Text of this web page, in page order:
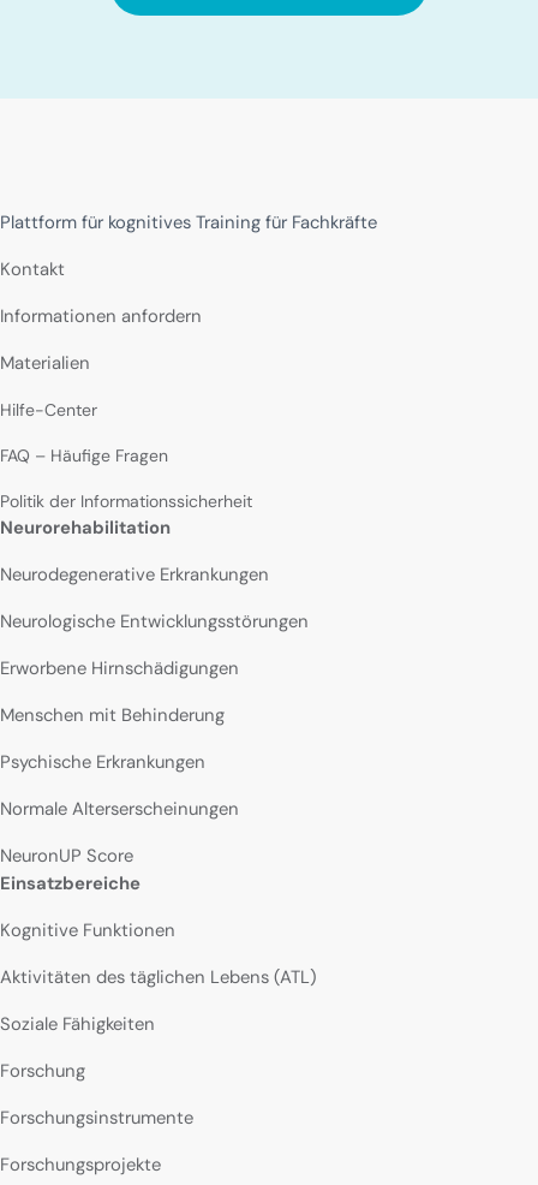
Plattform für kognitives Training für Fachkräfte
Kontakt
Informationen anfordern
Materialien
Hilfe-Center
FAQ – Häufige Fragen
Politik der Informationssicherheit
Neurorehabilitation
Neurodegenerative Erkrankungen
Neurologische Entwicklungsstörungen
Erworbene Hirnschädigungen
Menschen mit Behinderung
Psychische Erkrankungen
Normale Alterserscheinungen
NeuronUP Score
Einsatzbereiche
Kognitive Funktionen
Aktivitäten des täglichen Lebens (ATL)
Soziale Fähigkeiten
Forschung
Forschungsinstrumente
Forschungsprojekte